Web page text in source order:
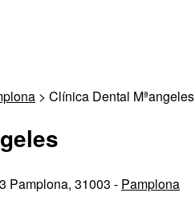
> Clínica Dental Mªangeles
Pamplona, 31003 - Pamplona